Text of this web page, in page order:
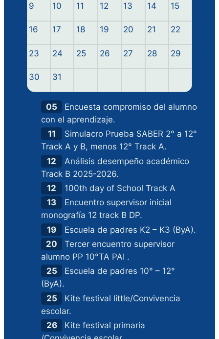
9 10 11 12 13 14 15
16 17 18 19 20 21 22
23 24 25 26 27 28 29
30 31
05
Encuesta compromiso del alumno
con el aprendizaje.
11
Simulacro Prueba SABER 2° a 12°
Track A y B, menos 12° Track A.
12
Análisis desempeño académico
Track B 2025-2026.
12
100th day of School Track A
13
Encuentro supervisor inicial
monografía 12 track B DP.
19
Escuela de padres K2 – K3 (ByA).
20
Tercer encuentro supervisor
alumno PP 10°TA PAI .
25
Escuela de padres 10° – 12°
(ByA).
25
Kite festival little/Convivencia
escolar.
26
Kite festival primaria